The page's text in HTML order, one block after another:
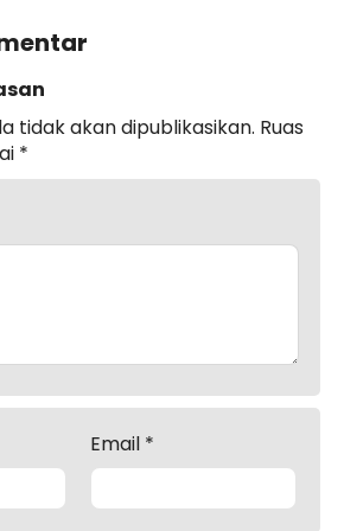
tidak akan dipublikasikan. Ruas
*
Email *